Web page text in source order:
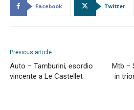
Facebook Twitter
Previous article
Auto – Tamburini, esordio
vincente a Le Castellet
Mtb –
in